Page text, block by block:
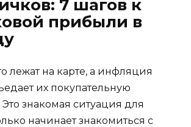
7 шагов к
прибыли в
лежат на карте, а инфляция
их покупательную
Это знакомая ситуация для
начинает знакомиться с